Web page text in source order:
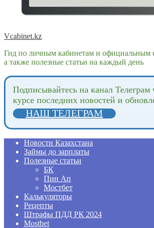
Vcabinet.kz
Гид по личным кабинетам и официальным
а также полезные статьи на каждый день
Подпиcывайтесь на канал Телеграм
курсе последних новостей и
НАШ ТЕЛЕГРАМ
Новости Казахстана
Займы до зарплаты
Полезные статьи
БК
Пин Ап
Мостбет
Калькуляторы
Рецепты
Штрафы ПДД РК 2024
Mostbet